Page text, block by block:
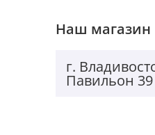
Наш магазин
г.
Павильон 39